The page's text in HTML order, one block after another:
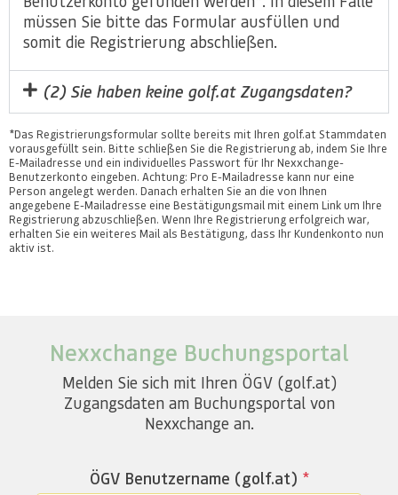
müssen Sie bitte das Formular ausfüllen und
somit die Registrierung abschließen.
(2) Sie haben keine golf.at Zugangsdaten?
*Das Registrierungsformular sollte bereits mit Ihren golf.at Stammdaten
vorausgefüllt sein. Bitte schließen Sie die Registrierung ab, indem Sie Ihre
E-Mailadresse und ein individuelles Passwort für Ihr Nexxchange-
Benutzerkonto eingeben. Achtung: Pro E-Mailadresse kann nur eine
Person angelegt werden. Danach erhalten Sie an die von Ihnen
angegebene E-Mailadresse eine Bestätigungsmail mit einem Link um Ihre
Registrierung abzuschließen. Wenn Ihre Registrierung erfolgreich war,
erhalten Sie ein weiteres Mail als Bestätigung, dass Ihr Kundenkonto nun
aktiv ist.
Nexxchange Buchungsportal
Melden Sie sich mit Ihren ÖGV (golf.at)
Zugangsdaten am Buchungsportal von
Nexxchange an.
ÖGV Benutzername (golf.at) *